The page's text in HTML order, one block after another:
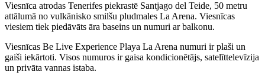
Viesnīca atrodas Tenerifes piekrastē Santjago del Teide, 50 metru
attālumā no vulkānisko smilšu pludmales La Arena. Viesnīcas
viesiem tiek piedāvāts āra baseins un numuri ar balkonu.
Viesnīcas Be Live Experience Playa La Arena numuri ir plaši un
gaiši iekārtoti. Visos numuros ir gaisa kondicionētājs, satelīttelevīzija
un privāta vannas istaba.